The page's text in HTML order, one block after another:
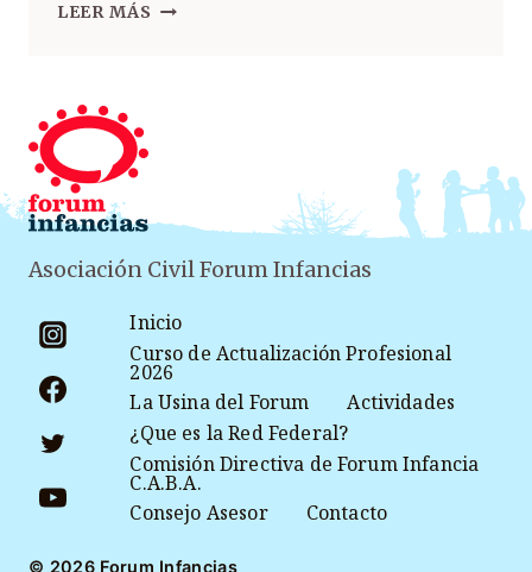
LEER MÁS
Asociación Civil Forum Infancias
Inicio
Curso de Actualización Profesional
2026
La Usina del Forum
Actividades
¿Que es la Red Federal?
Comisión Directiva de Forum Infancia
C.A.B.A.
Consejo Asesor
Contacto
© 2026 Forum Infancias